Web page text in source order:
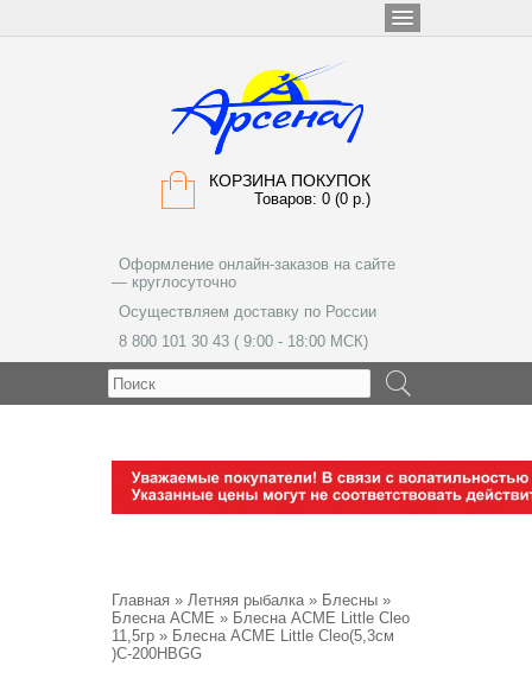
КОРЗИНА ПОКУПОК
Товаров: 0 (0 р.)
Оформление онлайн-заказов на сайте
— круглосуточно
Осуществляем доставку по России
8 800 101 30 43 ( 9:00 - 18:00 МСК)
Главная » Летняя рыбалка» Блесны »
Блесна ACME » Блесна ACME Little Cleo
11,5гр » Блесна ACME Little Cleo(5,3см
)С-200HBGG